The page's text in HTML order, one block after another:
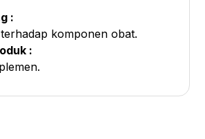
:
komponen obat.
: